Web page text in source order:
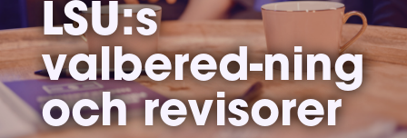
LSU:s
valbered-ning
och revisorer